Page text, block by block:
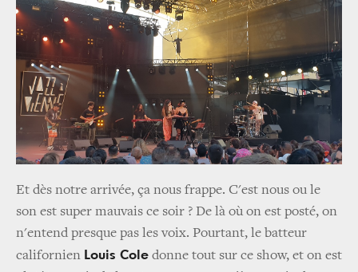
Et dès notre arrivée, ça nous frappe. C'est nous ou le
son est super mauvais ce soir ? De là où on est posté, on
n'entend presque pas les voix. Pourtant, le batteur
californien Louis Cole donne tout sur ce show, et on est